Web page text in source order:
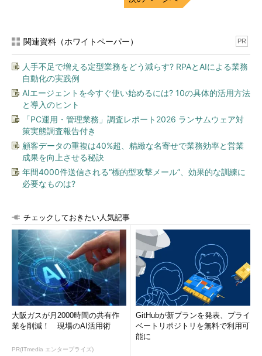
calc.exe……計算機ソフトウ
ェア
ソフト
エディタソフトウェア
ウェア
通常は図2のように、アプリケーション固有の機能を連想させ
るイメージがアイコンとして表現されていることが多く、これに
よってユーザーが視覚的にそのアプリケーションの機能を理解す
ることに役立てています。
り、不正プログラムのアイコンを偽装することによって、ユーザ
ーに不審なファイルと意識させることなく、思わずクリックさせ
てしまうような細工をするケースがあります。
今回は、不正プログラムのアイコン偽装の中でも特にユーザー
が引っ掛かりやすいものについて紹介したいと思います。
Index
いつものアイコンを“オリジナル”にして先手
関連資料（ホワイトペーパー） PR
人手不足で増える定型業務をどう減らす? RPAとAIによる業務
自動化の実践例
AIエージェントを今すぐ使い始めるには? 10の具体的活用方法
と導入のヒント
「PC運用・管理業務」調査レポート2026 ランサムウェア対
策実態調査報告付き
顧客データの重複は40%超、精緻な名寄せで業務効率と営業
成果を向上させる秘訣
年間4000件送信される“標的型攻撃メール”、効果的な訓練に
必要なものは?
チェックしておきたい人気記事
大阪ガスが月2000時間の共有作
業を削減！ 現場のAI活用術
PR(ITmedia エンタープライズ)
GitHubが新プランを発表、プライ
ベートリポジトリを無料で利用可
能に